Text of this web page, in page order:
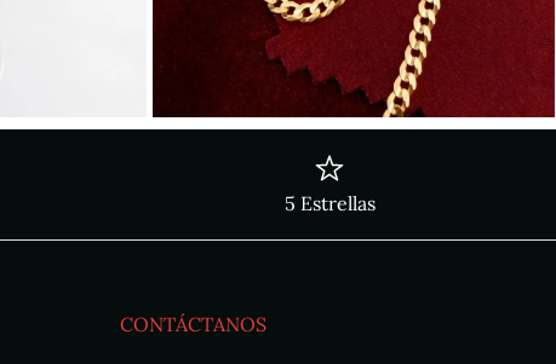
5 Estrellas
CONTÁCTANOS